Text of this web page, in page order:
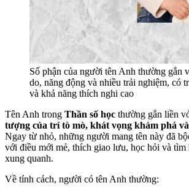
Số phận của người tên Anh thường gắn
do, năng động và nhiều trải nghiệm, có
và khả năng thích nghi cao
Tên Anh trong Thần số học thường gắn liền
tượng của trí tò mò, khát vọng khám phá
Ngay từ nhỏ, những người mang tên này đã
với điều mới mẻ, thích giao lưu, học hỏi và tìm
xung quanh.
Về tính cách, người có tên Anh thường: